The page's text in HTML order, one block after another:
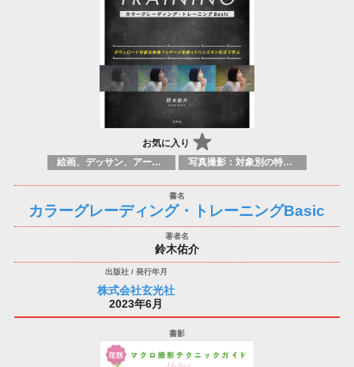
お気に入り
絵画、デッサン、アートマニュアル 写真撮影：対象別の特定のテクニック、原理
カラーグレーディング・トレーニングBasic
鈴木佑介
株式会社玄光社
2023年6月